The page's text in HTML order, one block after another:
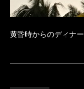
黄昏時からのディナー